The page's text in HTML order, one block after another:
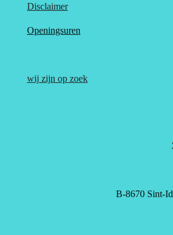
Disclaimer
Openingsuren
wij zijn op zoek
B-8670 Sint-